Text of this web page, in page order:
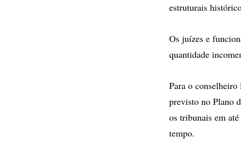
estruturais
Os juízes e
quantidade
Para o
previsto no Plano
os tribunais em
tempo.